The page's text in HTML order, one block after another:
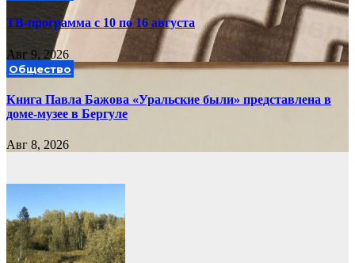
ТВ-программа с 10 по 16 августа
Авг 9, 2026
Общество
Книга Павла Бажова «Уральские были» представлена в
доме-музее в Бергуле
Авг 8, 2026